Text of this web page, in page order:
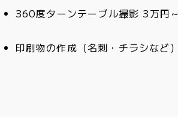
360度ターンテーブル撮影 3万円～
印刷物の作成（名刺・チラシなど）